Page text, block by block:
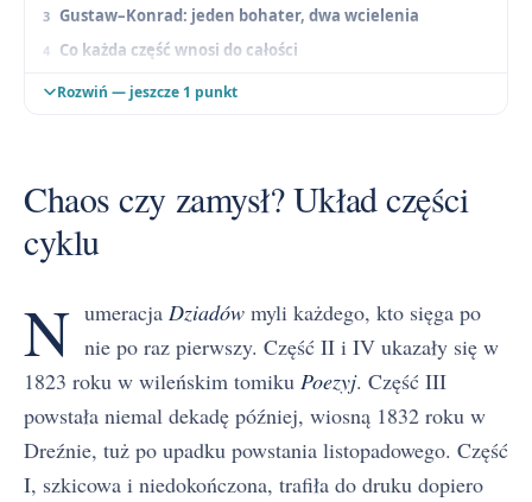
Gustaw–Konrad: jeden bohater, dwa wcielenia
Co każda część wnosi do całości
Otwartość jako fundament cyklu
Rozwiń — jeszcze 1 punkt
Chaos czy zamysł? Układ części
cyklu
N umeracja Dziadów myli każdego, kto sięga po
nie po raz pierwszy. Część II i IV ukazały się w
1823 roku w wileńskim tomiku Poezyj. Część III
powstała niemal dekadę później, wiosną 1832 roku w
Dreźnie, tuż po upadku powstania listopadowego. Część
I, szkicowa i niedokończona, trafiła do druku dopiero